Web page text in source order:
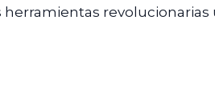
herramientas